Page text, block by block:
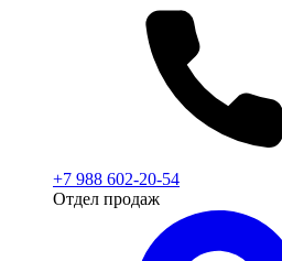
+7 988 602-20-54
Отдел продаж